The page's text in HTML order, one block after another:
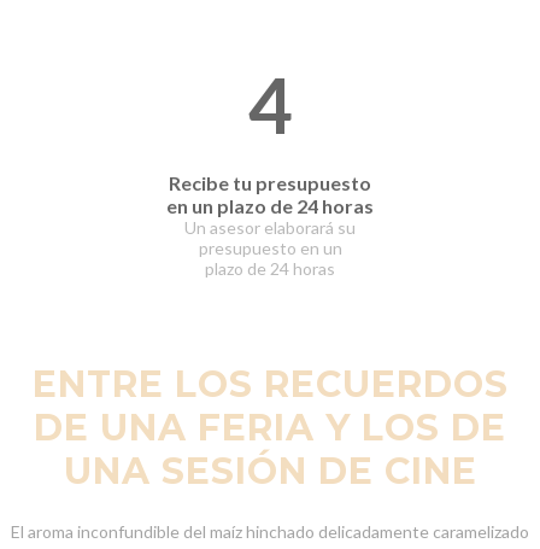
4
Recibe tu presupuesto
en un plazo de 24 horas
Un asesor elaborará su
presupuesto en un
plazo de 24 horas
ENTRE LOS RECUERDOS
DE UNA FERIA Y LOS DE
UNA SESIÓN DE CINE
El aroma inconfundible del maíz hinchado delicadamente caramelizado